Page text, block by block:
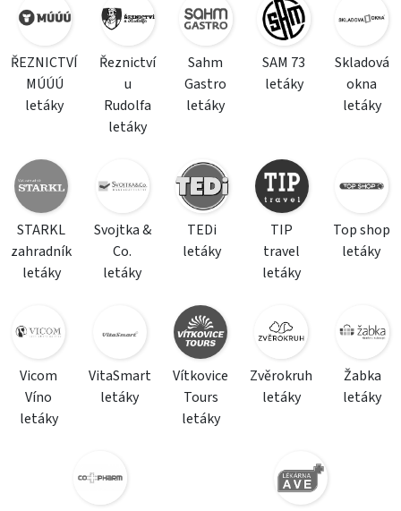
ŘEZNICTVÍ
MÚÚÚ
letáky
Řeznictví
u
Rudolfa
letáky
Sahm
Gastro
letáky
SAM 73
letáky
Skladová
okna
letáky
STARKL
zahradník
letáky
Svojtka &
Co.
letáky
TEDi
letáky
TIP
travel
letáky
Top shop
letáky
Vicom
Víno
letáky
VitaSmart
letáky
Vítkovice
Tours
letáky
Zvěrokruh
letáky
Žabka
letáky